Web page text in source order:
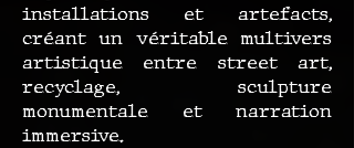
installations et artefacts,
créant un véritable multivers
artistique entre street art,
recyclage, sculpture
monumentale et narration
immersive.